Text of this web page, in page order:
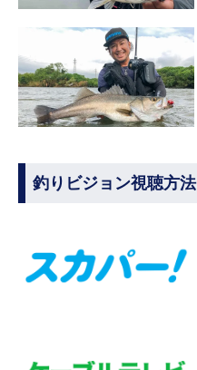
釣りビジョン視聴方法